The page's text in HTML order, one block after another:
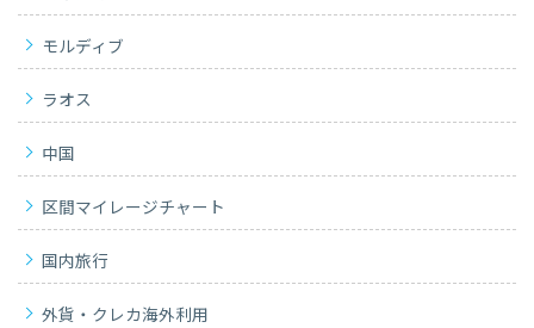
モルディブ
ラオス
中国
区間マイレージチャート
国内旅行
外貨・クレカ海外利用